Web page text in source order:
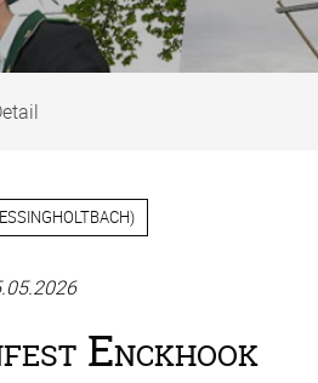
)
Enckhook